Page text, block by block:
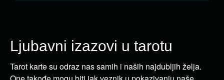
Ljubavni izazovi u tarotu
Tarot karte su odraz nas samih i naših najdubljih želja.